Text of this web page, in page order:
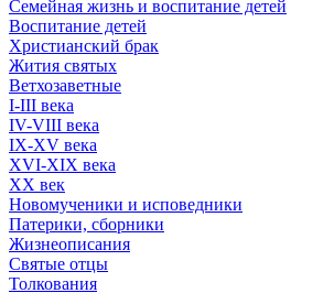
Семейная жизнь и воспитание детей
Воспитание детей
Христианский брак
Жития святых
Ветхозаветные
I-III века
IV-VIII века
IX-XV века
XVI-XIX века
XX век
Новомученики и исповедники
Патерики, сборники
Жизнеописания
Святые отцы
Толкования